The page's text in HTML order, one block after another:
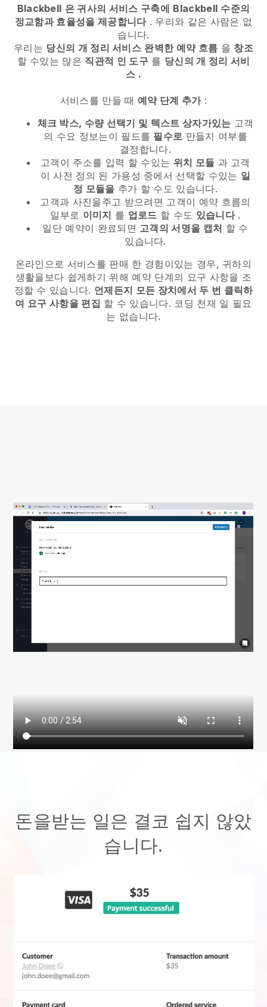
Blackbell 은 귀사의 서비스 구축에 Blackbell 수준의
정교함과 효율성을 제공합니다. 우리와 같은 사람은 없
습니다.
우리는 당신의 개 정리 서비스 완벽한 예약 흐름 을 창조
할 수있는 많은 직관적 인 도구를 당신의 개 정리 서비
스 .
서비스를 만들 때 예약 단계 추가:
체크 박스, 수량 선택기 및 텍스트 상자가있는 고객
의 수요 정보는이 필드를 필수로 만들지 여부를
결정합니다.
고객이 주소를 입력 할 수있는 위치 모듈 과 고객
이 사전 정의 된 가용성 중에서 선택할 수있는 일
정 모듈을 추가 할 수도 있습니다.
고객과 사진을주고 받으려면 고객이 예약 흐름의
일부로 이미지 를 업로드 할 수도 있습니다.
일단 예약이 완료되면 고객의 서명을 캡처 할 수
있습니다.
온라인으로 서비스를 판매 한 경험이있는 경우, 귀하의
생활을보다 쉽게하기 위해 예약 단계의 요구 사항을 조
정할 수 있습니다. 언제든지 모든 장치에서 두 번 클릭하
여 요구 사항을 편집 할 수 있습니다. 코딩 천재 일 필요
는 없습니다.
돈을받는 일은 결코 쉽지 않았
습니다.